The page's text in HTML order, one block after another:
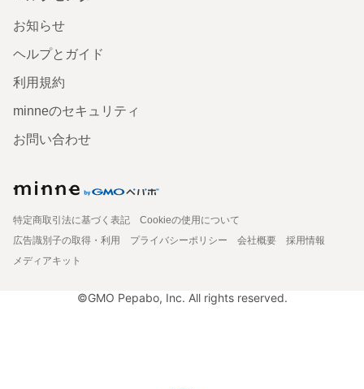
お知らせ
ヘルプとガイド
利用規約
minneのセキュリティ
お問い合わせ
特定商取引法に基づく表記
Cookieの使用について
広告識別子の取得・利用
プライバシーポリシー 会社概要
採用情報
メディアキット
©GMO Pepabo, Inc. All rights reserved.